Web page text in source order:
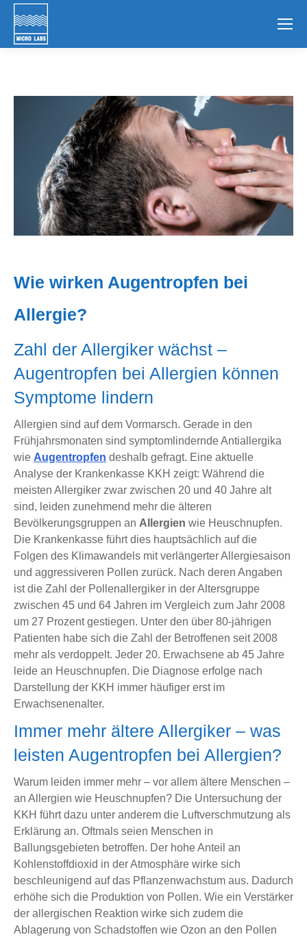
Wie wirken Augentropfen bei
Allergie?
Zahl der Allergiker wächst –
Augentropfen bei Allergien können
Symptome lindern
Allergien sind auf dem Vormarsch. Gerade in den
Frühjahrsmonaten sind symptomlindernde Antiallergika
wie Augentropfen deshalb gefragt. Eine aktuelle
Analyse der Krankenkasse KKH zeigt: Während die
meisten Allergiker zwar zwischen 20 und 40 Jahre alt
sind, leiden zunehmend mehr die älteren
Bevölkerungsgruppen an Allergien wie Heuschnupfen.
Die Krankenkasse führt dies hauptsächlich auf die
Folgen des Klimawandels mit verlängerter Allergiesaison
und aggressiveren Pollen zurück. Nach deren Angaben
ist die Zahl der Pollenallergiker in der Altersgruppe
zwischen 45 und 64 Jahren im Vergleich zum Jahr 2008
um 27 Prozent gestiegen. Unter den über 80-jährigen
Patienten habe sich die Zahl der Betroffenen seit 2008
mehr als verdoppelt. Jeder 20. Erwachsene ab 45 Jahre
leide an Heuschnupfen. Die Diagnose erfolge nach
Darstellung der KKH immer häufiger erst im
Erwachsenenalter.
Immer mehr ältere Allergiker – was
leisten Augentropfen bei Allergien?
Warum leiden immer mehr – vor allem ältere Menschen –
an Allergien wie Heuschnupfen? Die Untersuchung der
KKH führt dazu unter anderem die Luftverschmutzung als
Erklärung an. Oftmals seien Menschen in
Ballungsgebieten betroffen. Der hohe Anteil an
Kohlenstoffdioxid in der Atmosphäre wirke sich
beschleunigend auf das Pflanzenwachstum aus. Dadurch
erhöhe sich die Produktion von Pollen. Wie ein Verstärker
der allergischen Reaktion wirke sich zudem die
Ablagerung von Schadstoffen wie Ozon an den Pollen